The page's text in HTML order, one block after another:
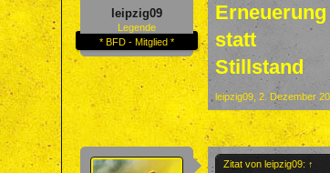
leipzig09
Legende
* BFD - Mitglied *
Erneuerung
statt
Stillstand
leipzig09 2. Dezember
Zitat von leipzig09: ↑